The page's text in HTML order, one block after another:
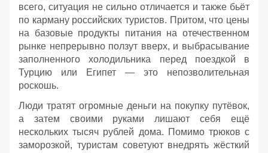
всего, ситуация не сильно отличается и также бьёт
по карману российских туристов. Притом, что цены
на базовые продукты питания на отечественном
рынке непрерывно ползут вверх, и выбрасывание
заполненного холодильника перед поездкой в
Турцию или Египет — это непозволительная
роскошь.
Люди тратят огромные деньги на покупку путёвок,
а затем своими руками лишают себя ещё
нескольких тысяч рублей дома. Помимо трюков с
заморозкой, туристам советуют внедрять жёсткий